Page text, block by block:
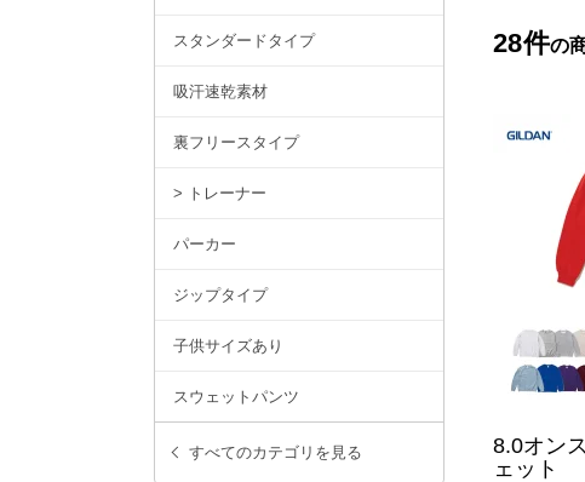
スタンダードタイプ
吸汗速乾素材
裏フリースタイプ
> トレーナー
パーカー
ジップタイプ
子供サイズあり
スウェットパンツ
すべてのカテゴリを見る
28件の
8.0オン
ェット